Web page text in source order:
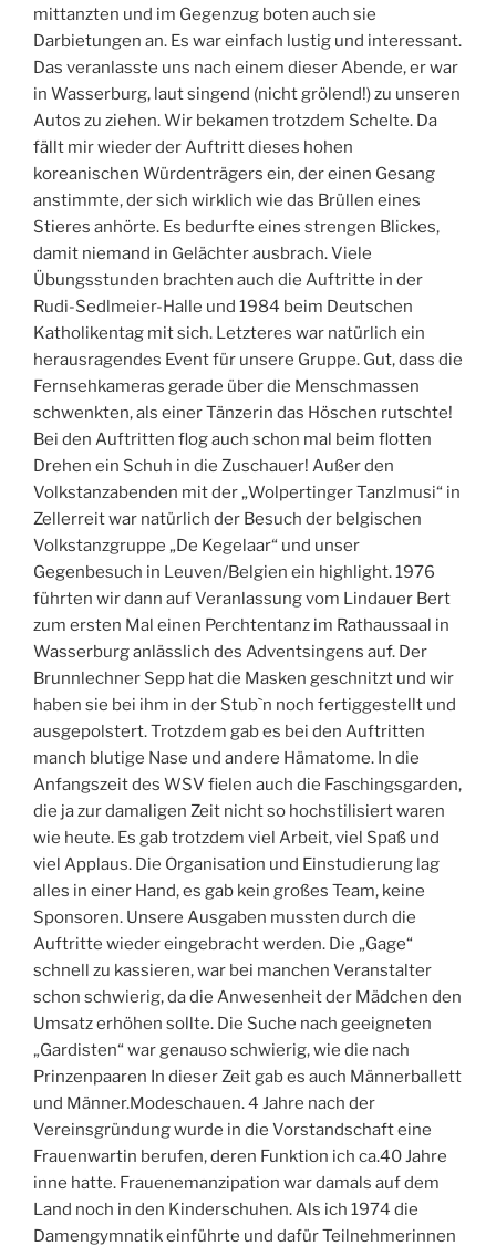
mittanzten und im Gegenzug boten auch sie
Darbietungen an. Es war einfach lustig und interessant.
Das veranlasste uns nach einem dieser Abende, er war
in Wasserburg, laut singend (nicht grölend!) zu unseren
Autos zu ziehen. Wir bekamen trotzdem Schelte. Da
fällt mir wieder der Auftritt dieses hohen
koreanischen Würdenträgers ein, der einen Gesang
anstimmte, der sich wirklich wie das Brüllen eines
Stieres anhörte. Es bedurfte eines strengen Blickes,
damit niemand in Gelächter ausbrach. Viele
Übungsstunden brachten auch die Auftritte in der
Rudi-Sedlmeier-Halle und 1984 beim Deutschen
Katholikentag mit sich. Letzteres war natürlich ein
herausragendes Event für unsere Gruppe. Gut, dass die
Fernsehkameras gerade über die Menschmassen
schwenkten, als einer Tänzerin das Höschen rutschte!
Bei den Auftritten flog auch schon mal beim flotten
Drehen ein Schuh in die Zuschauer! Außer den
Volkstanzabenden mit der „Wolpertinger Tanzlmusi“ in
Zellerreit war natürlich der Besuch der belgischen
Volkstanzgruppe „De Kegelaar“ und unser
Gegenbesuch in Leuven/Belgien ein highlight. 1976
führten wir dann auf Veranlassung vom Lindauer Bert
zum ersten Mal einen Perchtentanz im Rathaussaal in
Wasserburg anlässlich des Adventsingens auf. Der
Brunnlechner Sepp hat die Masken geschnitzt und wir
haben sie bei ihm in der Stub`n noch fertiggestellt und
ausgepolstert. Trotzdem gab es bei den Auftritten
manch blutige Nase und andere Hämatome. In die
Anfangszeit des WSV fielen auch die Faschingsgarden,
die ja zur damaligen Zeit nicht so hochstilisiert waren
wie heute. Es gab trotzdem viel Arbeit, viel Spaß und
viel Applaus. Die Organisation und Einstudierung lag
alles in einer Hand, es gab kein großes Team, keine
Sponsoren. Unsere Ausgaben mussten durch die
Auftritte wieder eingebracht werden. Die „Gage“
schnell zu kassieren, war bei manchen Veranstalter
schon schwierig, da die Anwesenheit der Mädchen den
Umsatz erhöhen sollte. Die Suche nach geeigneten
„Gardisten“ war genauso schwierig, wie die nach
Prinzenpaaren In dieser Zeit gab es auch Männerballett
und Männer.Modeschauen. 4 Jahre nach der
Vereinsgründung wurde in die Vorstandschaft eine
Frauenwartin berufen, deren Funktion ich ca.40 Jahre
inne hatte. Frauenemanzipation war damals auf dem
Land noch in den Kinderschuhen. Als ich 1974 die
Damengymnatik einführte und dafür Teilnehmerinnen